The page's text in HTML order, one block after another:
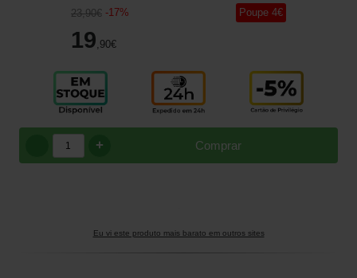
23,90€ -17%
19 ,90€
Poupe 4€
Comprar
+
Eu vi este produto mais barato em outros sites